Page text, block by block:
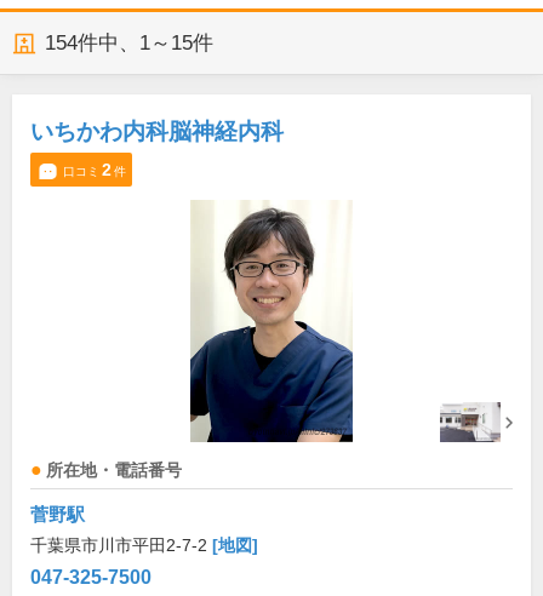
154件中、 1～15件
いちかわ内科脳神経内科
口コミ 2件
所在地・電話番号
菅野駅
千葉県市川市平田2-7-2 [地図]
047-325-7500